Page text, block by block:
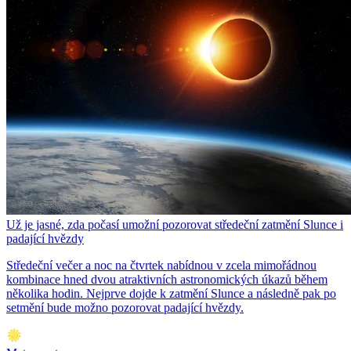
Už je jasné, zda počasí umožní pozorovat středeční zatmění Slunce i
padající hvězdy
Středeční večer a noc na čtvrtek nabídnou v zcela mimořádnou
kombinace hned dvou atraktivních astronomických úkazů během
několika hodin. Nejprve dojde k zatmění Slunce a následně pak po
setmění bude možno pozorovat padající hvězdy.